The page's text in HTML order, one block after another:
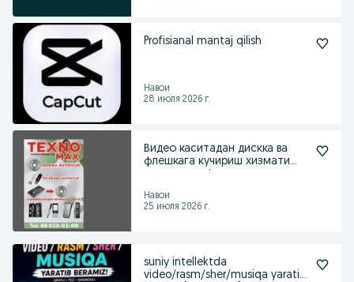
Profisianal mantaj qilish
Навои
28 июля 2026 г.
Видео каситадан дискка ва
флешкага кучириш хизмати
Навои
25 июля 2026 г.
suniy intellektda
video/rasm/sher/musiqa yaratib